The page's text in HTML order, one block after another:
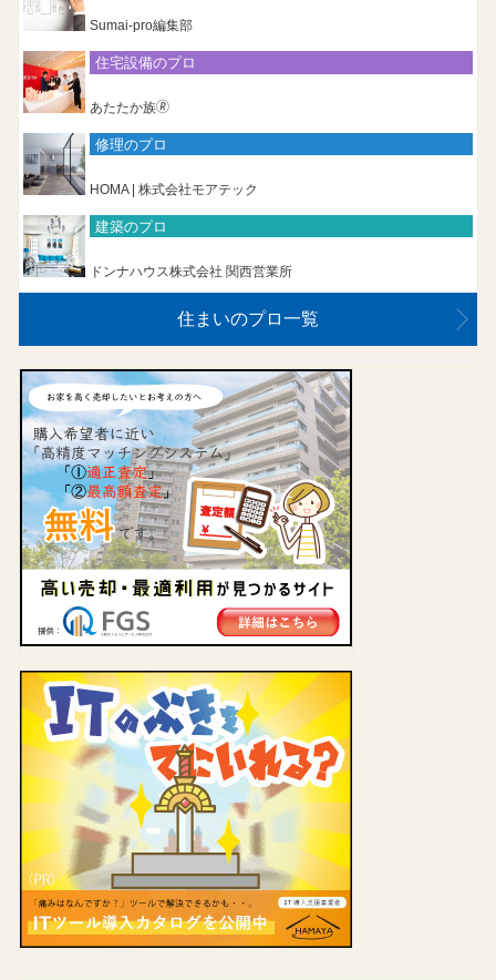
Sumai-pro編集部
住宅設備のプロ
あたたか族🄬
修理のプロ
HOMA | 株式会社モアテック
建築のプロ
ドンナハウス株式会社 関西営業所
住まいのプロ一覧